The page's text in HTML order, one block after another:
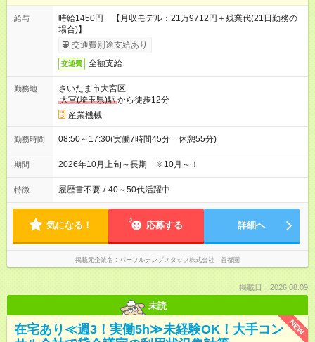
給与
時給1450円 【月収モデル：21万9712円＋残業代(21日勤務の
場合)】
交通費別途支給あり
交通費 全額支給
勤務地
さいたま市大宮区
大宮(埼玉県)駅から徒歩12分
産業機械
勤務時間 08:50～17:30(実働7時間45分 休憩55分)
期間 2026年10月上旬～長期 ※10月～！
特徴 履歴書不要 / 40～50代活躍中
気になる！ 応募する 詳細へ
掲載元企業名 パーソルテンプスタッフ株式会社 首都圏
掲載日：2026.08.09
未読
NEW
在宅あり≪週3！実働5h≫未経験OK！大手コン